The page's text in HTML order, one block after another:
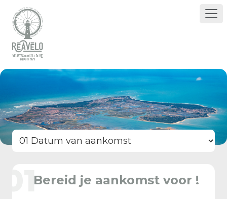
01Bereid je aankomst voor !